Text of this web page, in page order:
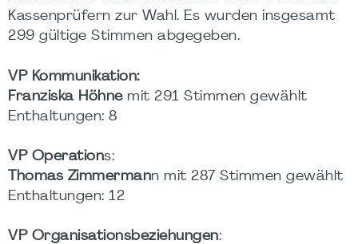
Kassenprüfern zur Wahl. Es wurden insgesamt
299 gültige Stimmen abgegeben.
VP Kommunikation:
Franziska Höhnemit 291 Stimmen gewählt
Enthaltungen: 8
VP Operations:
Thomas Zimmermann mit 287 Stimmen gewählt
Enthaltungen: 12
VP Organisationsbeziehungen: